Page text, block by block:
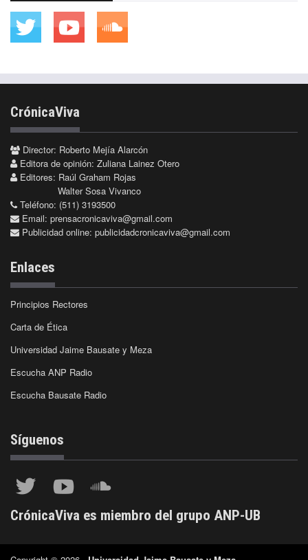
CrónicaViva
Director: Roberto Mejía Alarcón
Editora de opinión: Zuliana Lainez Otero
Editores: Raúl Graham Rojas
Walter Sosa Vivanco
Teléfono: (511) 3193500
Email: prensacronicaviva@gmail.com
Publicidad online: publicidadcronicaviva@gmail.com
Enlaces
Principios Rectores
Carta de Ética
Universidad Jaime Bausate y Meza
Escucha ANP Radio
Escucha Bausate Radio
Síguenos
CrónicaViva es miembro del grupo ANP-UB